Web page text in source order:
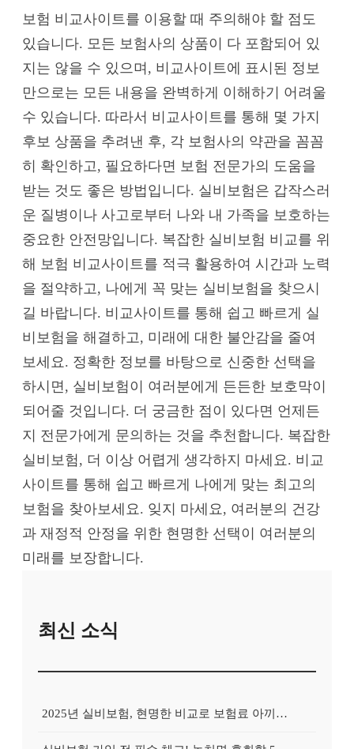
보험 비교사이트를 이용할 때 주의해야 할 점도
있습니다. 모든 보험사의 상품이 다 포함되어 있
지는 않을 수 있으며, 비교사이트에 표시된 정보
만으로는 모든 내용을 완벽하게 이해하기 어려울
수 있습니다. 따라서 비교사이트를 통해 몇 가지
후보 상품을 추려낸 후, 각 보험사의 약관을 꼼꼼
히 확인하고, 필요하다면 보험 전문가의 도움을
받는 것도 좋은 방법입니다. 실비보험은 갑작스러
운 질병이나 사고로부터 나와 내 가족을 보호하는
중요한 안전망입니다. 복잡한 실비보험 비교를 위
해 보험 비교사이트를 적극 활용하여 시간과 노력
을 절약하고, 나에게 꼭 맞는 실비보험을 찾으시
길 바랍니다. 비교사이트를 통해 쉽고 빠르게 실
비보험을 해결하고, 미래에 대한 불안감을 줄여
보세요. 정확한 정보를 바탕으로 신중한 선택을
하시면, 실비보험이 여러분에게 든든한 보호막이
되어줄 것입니다. 더 궁금한 점이 있다면 언제든
지 전문가에게 문의하는 것을 추천합니다. 복잡한
실비보험, 더 이상 어렵게 생각하지 마세요. 비교
사이트를 통해 쉽고 빠르게 나에게 맞는 최고의
보험을 찾아보세요. 잊지 마세요, 여러분의 건강
과 재정적 안정을 위한 현명한 선택이 여러분의
미래를 보장합니다.
최신 소식
2025년 실비보험, 현명한 비교로 보험료 아끼는 5가지 방법